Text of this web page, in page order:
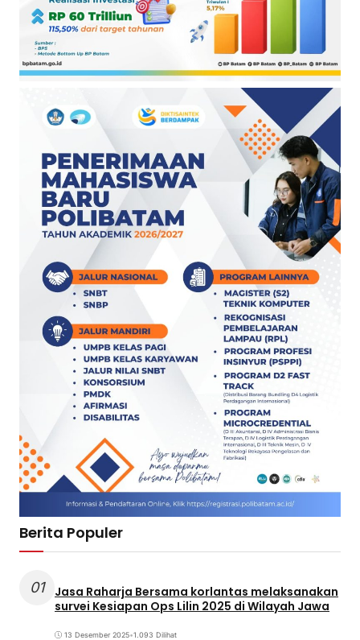
Berita Populer
01
Jasa Raharja Bersama korlantas melaksanakan
survei Kesiapan Ops Lilin 2025 di Wilayah Jawa
13 Desember 2025•1.093 Dilihat